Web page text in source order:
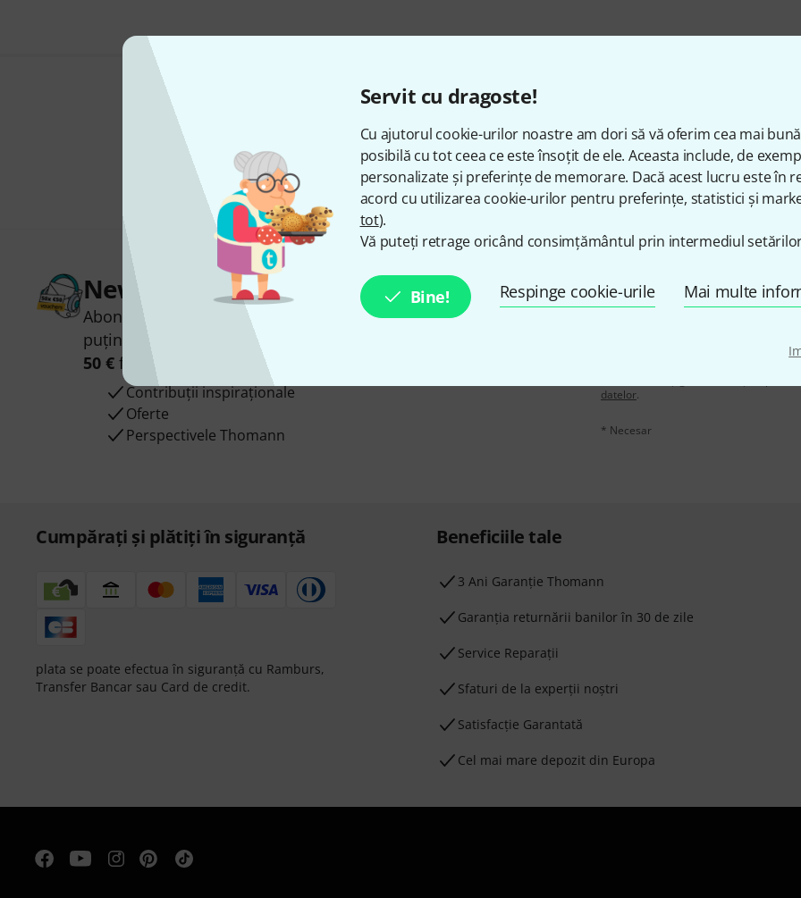
Servit cu dragoste!
Cu ajutorul cookie-urilor noastre am dori să vă oferim cea mai
posibilă cu tot ceea ce este însoțit de ele. Aceasta include, de
personalizate și preferințe de memorare. Dacă acest lucru este în
acord cu utilizarea cookie-urilor pentru preferințe, statistici și
tot).
Vă puteți retrage oricând consimțământul prin intermediul
Bine! Respinge cookie-urile Mai multe
Îți place ceea ce vezi?
Share Ajutor și feedback
Newsletter Thomann
Abonați-vă la buletinul informativ Thomann în limba engleză și, cu
puțin noroc, puteți câștiga unul dintre
50 €fiecare!
Contribuții inspiraționale
Oferte
Perspectivele Thomann
Făcând clic pe „Înscrie-te acum”,
datelor.
* Necesar
Cumpărați și plătiți în siguranță
plata se poate efectua în siguranță cu Ramburs,
Transfer Bancar sau Card de credit.
Beneficiile tale
3 Ani Garanție Thomann
Garanţia returnării banilor în 30 de zile
Service Reparații
Sfaturi de la experții noștri
Satisfacție Garantată
Cel mai mare depozit din Europa